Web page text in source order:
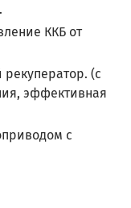
ККБ от
(с
эффективная
с